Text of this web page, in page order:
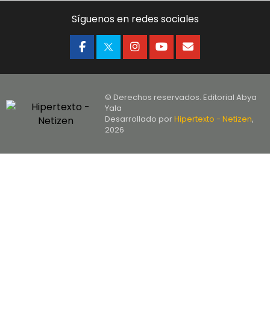
Síguenos en redes sociales
© Derechos reservados. Editorial Abya
Yala
Desarrollado porHipertexto - Netizen,
2026